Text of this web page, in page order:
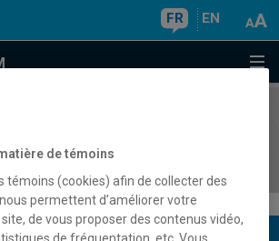
FR EN
de témoins
témoins (cookies) afin de collecter des
permettent d’améliorer votre
de vous proposer des contenus vidéo,